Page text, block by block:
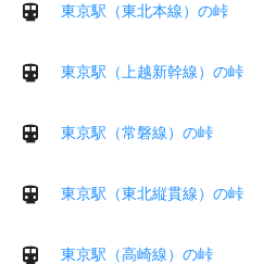
東京駅（東北本線）の峠
東京駅（上越新幹線）の峠
東京駅（常磐線）の峠
東京駅（東北縦貫線）の峠
東京駅（高崎線）の峠